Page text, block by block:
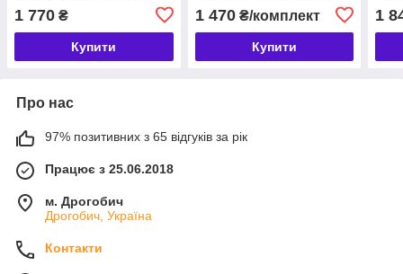
1 770 ₴
Купити
(903546)
1 470₴/комплект
Купити
1
Про нас
97% позитивних з 65 відгуків за рік
Працює з 25.06.2018
м. Дрогобич
Дрогобич, Україна
Контакти